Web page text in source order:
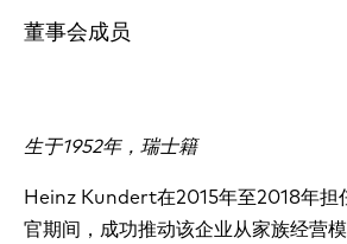
董事会成员
生于1952年，瑞士籍
Heinz Kundert在2015年至2018年担
官期间，成功推动该企业从家族经营